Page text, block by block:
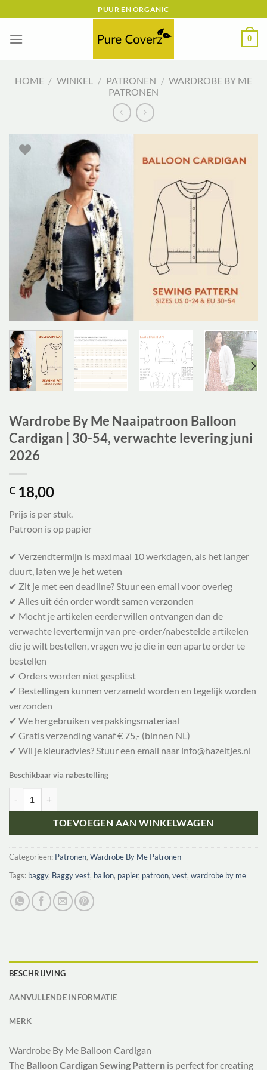
naar
inhoud
PUUR EN ORGANIC
0
HOME / WINKEL / PATRONEN / WARDROBE BY ME
PATRONEN
Wardrobe By Me Naaipatroon Balloon
Cardigan | 30-54, verwachte levering juni
2026
€ 18,00
Prijs is per stuk.
Patroon is op papier
✔ Verzendtermijn is maximaal 10 werkdagen, als het langer
duurt, laten we je het weten
✔ Zit je met een deadline? Stuur een email voor overleg
✔ Alles uit één order wordt samen verzonden
✔ Mocht je artikelen eerder willen ontvangen dan de
verwachte levertermijn van pre-order/nabestelde artikelen
die je wilt bestellen, vragen we je die in een aparte order te
bestellen
✔ Orders worden niet gesplitst
✔ Bestellingen kunnen verzameld worden en tegelijk worden
verzonden
✔ We hergebruiken verpakkingsmateriaal
✔ Gratis verzending vanaf € 75,- (binnen NL)
✔ Wil je kleuradvies? Stuur een email naar info@hazeltjes.nl
Beschikbaar via nabestelling
TOEVOEGEN AAN WINKELWAGEN
Categorieën: Patronen, Wardrobe By Me Patronen
Tags: baggy, Baggy vest, ballon, papier, patroon, vest, wardrobe by me
BESCHRIJVING
AANVULLENDE INFORMATIE
MERK
Wardrobe By Me Balloon Cardigan
The Balloon Cardigan Sewing Pattern is perfect for creating